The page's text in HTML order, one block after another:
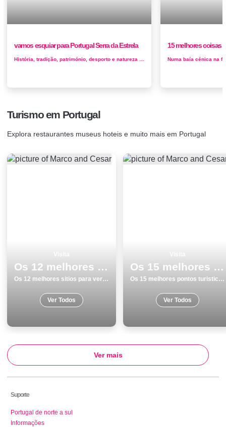
vamos esquiar para Portugal Serra da Estrela 15 melhores coisas
Turismo em Portugal
Explora restaurantes museus hoteis e muito mais em Portugal
Os 12 melhores sitios para ver e visitar em Beja
Os 12 melhores sitios para ver e visitar em Beja
Ver Todos
Os 15 melhores pontos turisticos para visitar em Cascais
Os 15 melhores pontos turisticos para visitar em Cascais
Ver Todos
Ver mais
Suporte
Portugal de norte a sul
Informações